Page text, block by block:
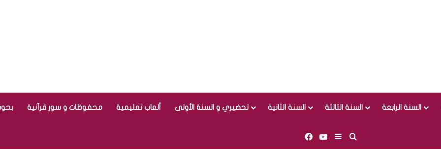
محفوظات و سور قرآنية ألعاب تعليمية تحضيري و السنة الأولى السنة الثانية السنة الثالثة السنة الرابعة
FacebookYouTubeSidebar (barre latérale)